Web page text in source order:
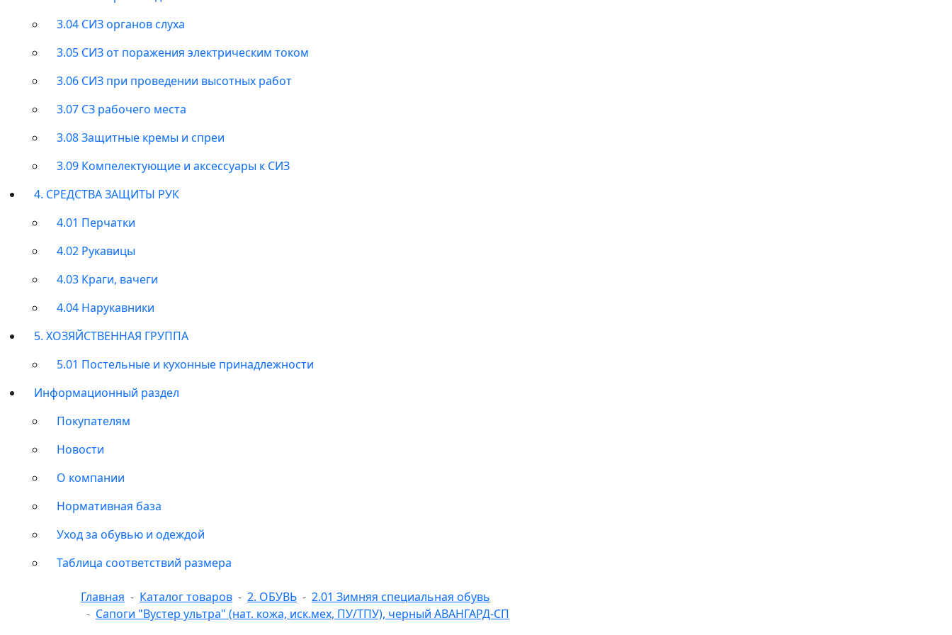
3.04 СИЗ органов слуха
3.05 СИЗ от поражения электрическим током
3.06 СИЗ при проведении высотных работ
3.07 СЗ рабочего места
3.08 Защитные кремы и спреи
3.09 Компелектующие и аксессуары к СИЗ
4. СРЕДСТВА ЗАЩИТЫ РУК
4.01 Перчатки
4.02 Рукавицы
4.03 Краги, вачеги
4.04 Нарукавники
5. ХОЗЯЙСТВЕННАЯ ГРУППА
5.01 Постельные и кухонные принадлежности
Информационный раздел
Покупателям
Новости
О компании
Нормативная база
Уход за обувью и одеждой
Таблица соответствий размера
Главная Каталог товаров 2. ОБУВЬ
2.01 Зимняя специальная обувь
Сапоги "Вустер ультра" (нат. кожа, иск.мех, ПУ/ТПУ), черный АВАНГАРД-СП